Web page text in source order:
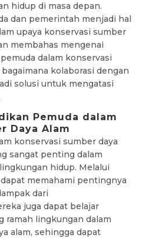
hidup di masa depan.
dan pemerintah menjadi hal
upaya konservasi sumber
membahas mengenai
dalam konservasi
kolaborasi dengan
solusi untuk mengatasi
Pemuda dalam
Daya Alam
konservasi sumber daya
sangat penting dalam
hidup. Melalui
memahami pentingnya
dari
juga dapat belajar
ramah lingkungan dalam
alam, sehingga dapat